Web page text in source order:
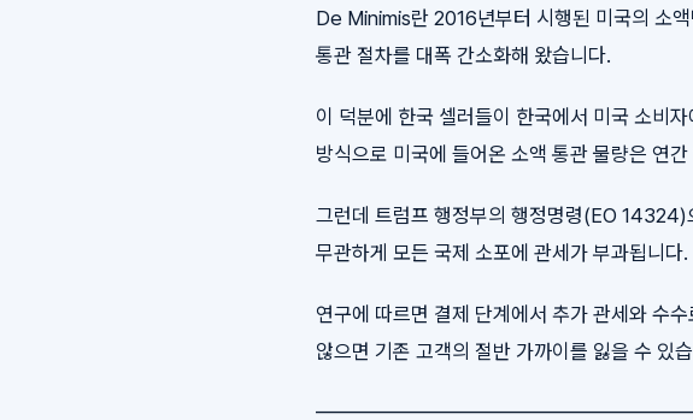
De Minimis란 2016년부터 시행된 미국의 소
통관 절차를 대폭 간소화해 왔습니다.
이 덕분에 한국 셀러들이 한국에서 미국 소비
방식으로 미국에 들어온 소액 통관 물량은 연
그런데 트럼프 행정부의 행정명령(EO
무관하게 모든 국제 소포에 관세가 부과됩니다.
연구에 따르면 결제 단계에서 추가 관세와 수
않으면 기존 고객의 절반 가까이를 잃을 수 있